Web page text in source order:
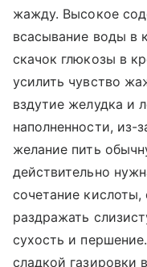
жажду. Высокое
всасывание воды в
скачок глюкозы в
усилить чувство
вздутие желудка и
наполненности, из-
желание пить
действительно
сочетание
раздражать
сухость и
сладкой газировки